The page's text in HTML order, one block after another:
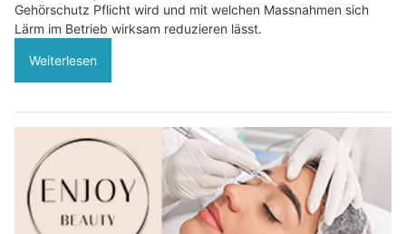
Gehörschutz Pflicht wird und mit welchen Massnahmen sich
Lärm im Betrieb wirksam reduzieren lässt.
Weiterlesen